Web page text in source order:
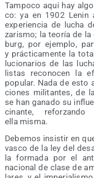
Tam­po­co aquí hay
co: ya en 1902 Lenin
expe­rien­cia de lucha
zaris­mo; la teo­ría de
burg, por ejem­plo,
y prác­ti­ca­men­te la
lu­cio­na­rios de las
lis­tas reco­no­cen la
popu­lar. Nada de esto
cio­nes mili­tan­tes, de
se han gana­do su
ci­nan­te,
ella misma.
Debe­mos insis­tir en
vas­co de la ley del
la for­ma­da por el
nacio­nal de cla­se de